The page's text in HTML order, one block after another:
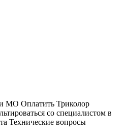
МО Оплатить Триколор
со специалистом в
Технические вопросы